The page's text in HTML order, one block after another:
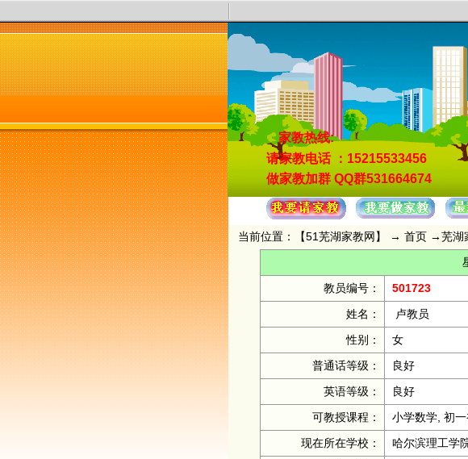
家教热线:
请家教电话 ：15215533456
做家教加群 QQ群531664674
当前位置：【51芜湖家教网】 → 首页 →芜湖
教员编号：
501723
姓名：
卢教员
性别：
女
普通话等级：
良好
英语等级：
良好
可教授课程：
小学数学, 初
现在所在学校：
哈尔滨理工学